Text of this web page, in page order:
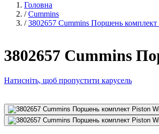
Головна
/ Cummins
/ 3802657 Cummins Поршень
3802657 Cummins
Натисніть, щоб пропустити карусель